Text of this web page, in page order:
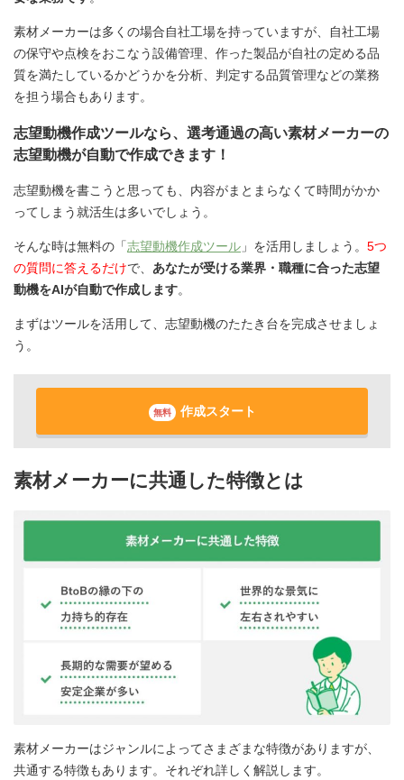
素材メーカーは多くの場合自社工場を持っていますが、自社工場
の保守や点検をおこなう設備管理、作った製品が自社の定める品
質を満たしているかどうかを分析、判定する品質管理などの業務
を担う場合もあります。
志望動機作成ツールなら、選考通過の高い素材メーカーの
志望動機が自動で作成できます！
志望動機を書こうと思っても、内容がまとまらなくて時間がかか
ってしまう就活生は多いでしょう。
そんな時は無料の「志望動機作成ツール 」を活用しましょう。 5つ
の質問に答えるだけで、 あなたが受ける業界・職種に合った志望
動機をAIが自動で作成します。
まずはツールを活用して、志望動機のたたき台を完成させましょ
う。
無料 作成スタート
素材メーカーに共通した特徴とは
素材メーカーはジャンルによってさまざまな特徴がありますが、
共通する特徴もあります。それぞれ詳しく解説します。